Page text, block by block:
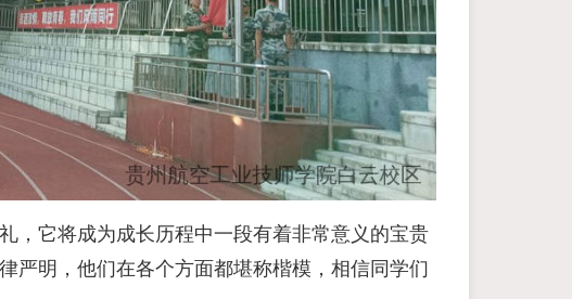
，它将成为成长历程中一段有着非常意义的宝贵
严明，他们在各个方面都堪称楷模，相信同学们